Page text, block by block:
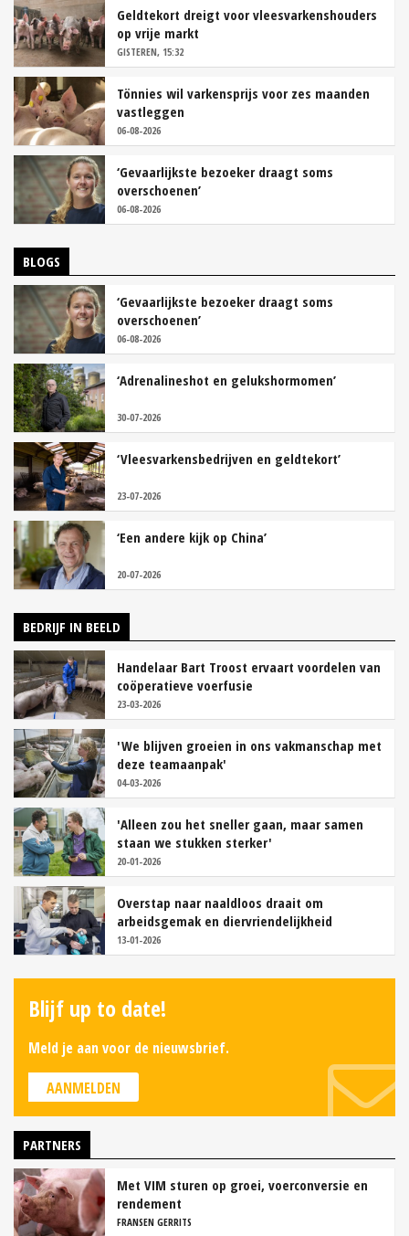
Geldtekort dreigt voor vleesvarkenshouders
op vrije markt
GISTEREN, 15:32
Tönnies wil varkensprijs voor zes maanden
vastleggen
06-08-2026
‘Gevaarlijkste bezoeker draagt soms
overschoenen’
06-08-2026
BLOGS
‘Gevaarlijkste bezoeker draagt soms
overschoenen’
06-08-2026
‘Adrenalineshot en gelukshormomen’
30-07-2026
‘Vleesvarkensbedrijven en geldtekort’
23-07-2026
‘Een andere kijk op China’
20-07-2026
BEDRIJF IN BEELD
Handelaar Bart Troost ervaart voordelen van
coöperatieve voerfusie
23-03-2026
'We blijven groeien in ons vakmanschap met
deze teamaanpak'
04-03-2026
'Alleen zou het sneller gaan, maar samen
staan we stukken sterker'
20-01-2026
Overstap naar naaldloos draait om
arbeidsgemak en diervriendelijkheid
13-01-2026
Blijf up to date!
Meld je aan voor de nieuwsbrief.
AANMELDEN
PARTNERS
Met VIM sturen op groei, voerconversie en
rendement
FRANSEN GERRITS